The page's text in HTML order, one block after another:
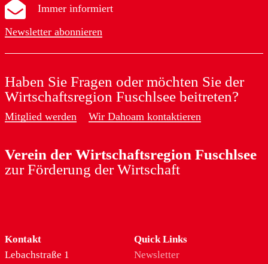
Immer informiert
Newsletter abonnieren
Haben Sie Fragen oder möchten Sie der
Wirtschaftsregion Fuschlsee beitreten?
Mitglied werden Wir Dahoam kontaktieren
Verein der Wirtschaftsregion Fuschlsee
zur Förderung der Wirtschaft
Kontakt
Lebachstraße 1
Quick Links
Newsletter